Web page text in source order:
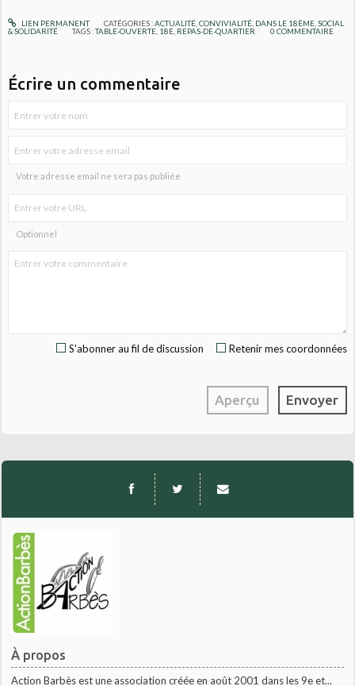
À propos
Action Barbès est une association créée en août 2001 dans les 9e et...
LIEN PERMANENT CATÉGORIES :ACTUALITÉ, CONVIVIALITÉ, DANS LE 18ÈME, SOCIAL
& SOLIDARITÉ
TAGS :TABLE-OUVERTE 18E REPAS-DE-QUARTIER 0 COMMENTAIRE
Écrire un commentaire
Votre adresse email ne sera pas publiée
Optionnel
Retenir mes coordonnées
S'abonner au fil de discussion